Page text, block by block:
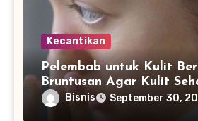
Kecantikan
Pelembab untuk Kulit
Bruntusan Agar Kulit
Bisnis September 30,